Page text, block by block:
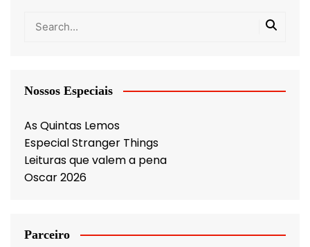
Nossos Especiais
As Quintas Lemos
Especial Stranger Things
Leituras que valem a pena
Oscar 2026
Parceiro